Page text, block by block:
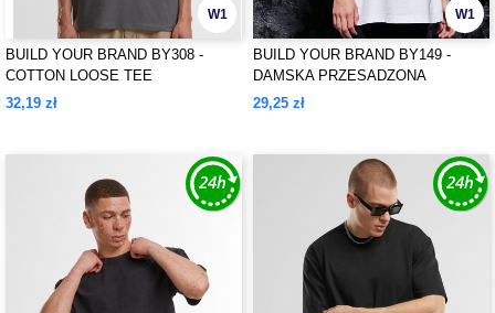
W1
BUILD YOUR BRAND BY308 -
COTTON LOOSE TEE
32,19 zł
W1
BUILD YOUR BRAND BY149 -
DAMSKA PRZESADZONA
KOSZULKA W STYLU CHŁOPAKA
29,25 zł